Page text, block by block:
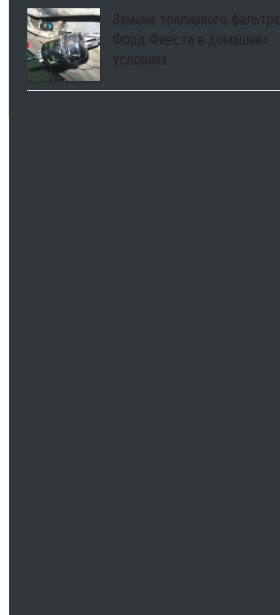
Замена топливного фильтра
Форд Фиеста в домашних
условиях